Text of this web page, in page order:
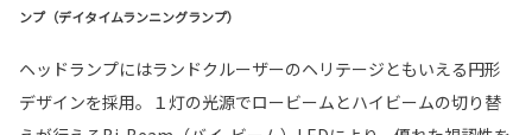
ンプ（デイタイムランニングランプ）
ヘッドランプにはランドクルーザーのヘリテージともいえる円形
デザインを採用。１灯の光源でロービームとハイビームの切り替